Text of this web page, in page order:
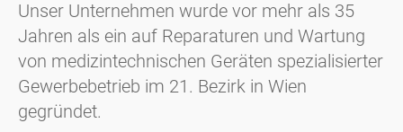
Unser Unternehmen wurde vor mehr als 35
Jahren als ein auf Reparaturen und Wartung
von medizintechnischen Geräten spezialisierter
Gewerbebetrieb im 21. Bezirk in Wien
gegründet.